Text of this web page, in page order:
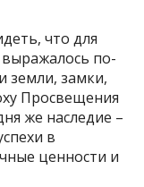
что для
по-
земли, замки,
Просвещения
же наследие –
в
ценности и